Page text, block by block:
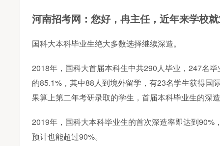
河南招考网：您好，冉主任， 近年来学校
国科大本科毕业生绝大多数选择继续深造。
2018年，国科大首届本科生中共290人毕业，247名
的85.1%，其中88人到境外留学，有23名学生获得国
果算上第二年考研录取的学生，首届本科毕业生的深
2019年，国科大本科毕业生的首次深造率即达到
预计也能超过90%。